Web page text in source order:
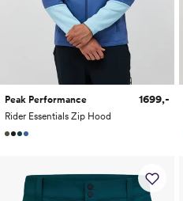
Peak Performance
Rider Essentials Zip Hood
1699,-